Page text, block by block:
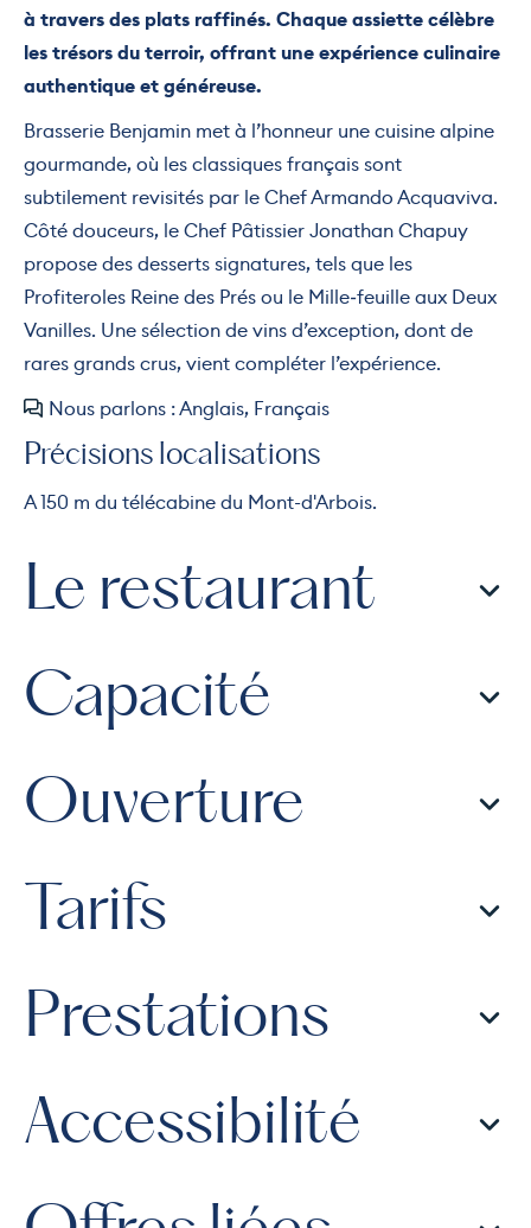
à travers des plats raffinés. Chaque assiette célèbre
les trésors du terroir, offrant une expérience culinaire
authentique et généreuse.
Brasserie Benjamin met à l’honneur une cuisine alpine
gourmande, où les classiques français sont
subtilement revisités par le Chef Armando Acquaviva.
Côté douceurs, le Chef Pâtissier Jonathan Chapuy
propose des desserts signatures, tels que les
Profiteroles Reine des Prés ou le Mille‑feuille aux Deux
Vanilles. Une sélection de vins d’exception, dont de
rares grands crus, vient compléter l’expérience.
Nous parlons : Anglais, Français
Précisions localisations
A 150 m du télécabine du Mont-d'Arbois.
Le restaurant
Capacité
Ouverture
Tarifs
Prestations
Accessibilité